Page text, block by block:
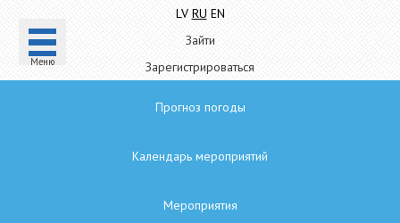
Mеню
LV RU EN
Зайти
Зарегистрироваться
Прогноз погоды
Календарь мероприятий
Мероприятия